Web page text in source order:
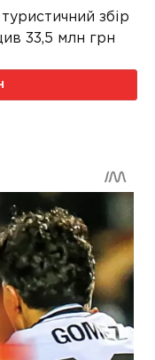
збір
33,5 млн грн